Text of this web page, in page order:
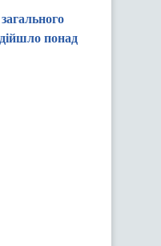
понад